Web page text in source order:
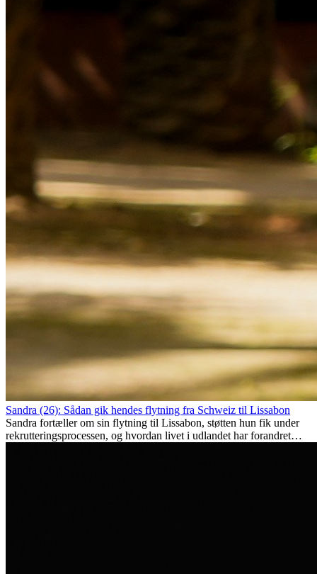
Sandra (26): Sådan gik hendes flytning fra Schweiz til Lissabon
Sandra fortæller om sin flytning til Lissabon, støtten hun fik under
rekrutteringsprocessen, og hvordan livet i udlandet har forandret